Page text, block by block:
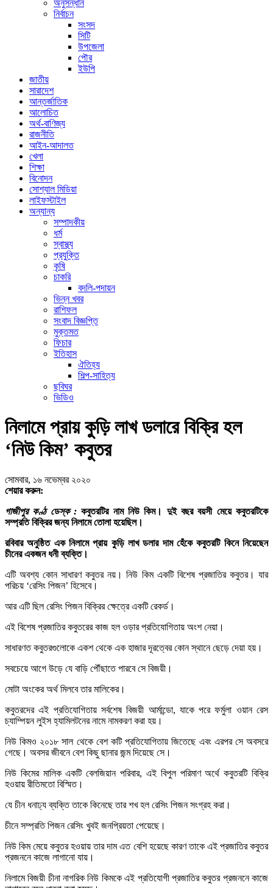
অনুসন্ধান
নির্বাচন
সংসদ
সিটি
উপজেলা
পৌর
ইউপি
জাতীয়
সারাদেশ
আন্তর্জাতিক
আলোচিত
অর্থ-বাণিজ্য
রাজনীতি
আইন-আদালত
খেলা
শিক্ষা
বিনোদন
সোশ্যাল মিডিয়া
লাইফস্টাইল
অন্যান্য
সম্পাদকীয়
ধর্ম
স্বাস্থ্য
প্রযুক্তি
কৃষি
চাকরি
বদলি-পদায়ন
ভিন্ন খবর
রাশিফল
সংবাদ বিজ্ঞপ্তি
মুক্তমত
ফিচার
ইতিহাস
ঐতিহ্য
শিল্প-সাহিত্য
ছবিঘর
ভিডিও
নিলামে প্রায় কুড়ি লাখ ডলারে বিক্রি হল
‘নিউ কিম’ কবুতর
সোমবার, ১৬ নভেম্বর ২০২০
শেয়ার করুন:
গাজীপুর কণ্ঠ ডেস্ক : কবুতরটির নাম নিউ কিম। দুই বছর বয়সী মেয়ে কবুতরটিকে
সম্প্রতি বিক্রির জন্য নিলামে তোলা হয়েছিল।
রবিবার অনুষ্ঠিত এক নিলামে প্রায় কুড়ি লাখ ডলার দাম হেঁকে কবুতরটি কিনে নিয়েছেন
চীনের একজন ধনী ব্যক্তি।
এটি অবশ্য কোন সাধারণ কবুতর নয়। নিউ কিম একটি বিশেষ প্রজাতির কবুতর। যার
পরিচয় ‘রেসিং পিজন’ হিসেবে।
আর এটি ছিল রেসিং পিজন বিক্রির ক্ষেত্রে একটি রেকর্ড।
এই বিশেষ প্রজাতির কবুতরের কাজ হল ওড়ার প্রতিযোগিতায় অংশ নেয়া।
সাধারণত কবুতরগুলোকে একশ থেকে এক হাজার দূরত্বের কোন স্থানে ছেড়ে দেয়া হয়।
সবচেয়ে আগে উড়ে যে বাড়ি পৌঁছাতে পারবে সে বিজয়ী।
মোটা অংকের অর্থ মিলবে তার মালিকের।
কবুতরদের এই প্রতিযোগিতায় সর্বশেষ বিজয়ী আর্মান্ডো, যাকে পরে ফর্মুলা ওয়ান রেস
চ্যাম্পিয়ন লুইস হ্যামিলটনের নামে নামকরণ করা হয়।
নিউ কিমও ২০১৮ সাল থেকে বেশ কটি প্রতিযোগিতায় জিতেছে এবং এরপর সে অবসরে
গেছে। অবসর জীবনে বেশ কিছু ছানার জন্ম দিয়েছে সে।
নিউ কিমের মালিক একটি বেলজিয়ান পরিবার, এই বিপুল পরিমাণ অর্থে কবুতরটি বিক্রি
হওয়ায় রীতিমতো বিস্মিত।
যে চীন ধনাঢ্য ব্যক্তি তাকে কিনেছে তার শখ হল রেসিং পিজন সংগ্রহ করা।
চীনে সম্প্রতি পিজন রেসিং খুবই জনপ্রিয়তা পেয়েছে।
নিউ কিম মেয়ে কবুতর হওয়ায় তার দাম এত বেশি হয়েছে কারণ তাকে এই প্রজাতির কবুতর
প্রজননে কাজে লাগানো যায়।
নিলামে বিজয়ী চীনা নাগরিক নিউ কিমকে এই প্রতিযোগী প্রজাতির কবুতর প্রজননে কাজে